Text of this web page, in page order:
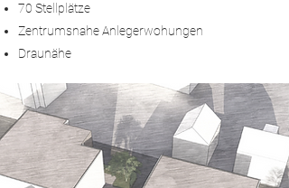
70 Stellplätze
Zentrumsnahe Anlegerwohungen
Draunähe